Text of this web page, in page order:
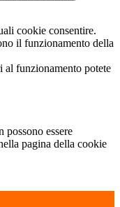
cookie consentire.
il funzionamento della
al funzionamento potete
possono essere
pagina della cookie